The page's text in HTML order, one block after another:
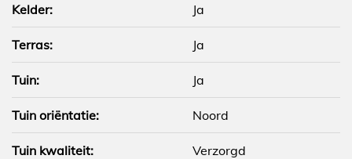
Kelder: Ja
Terras: Ja
Tuin: Ja
Tuin oriëntatie: Noord
Tuin kwaliteit: Verzorgd